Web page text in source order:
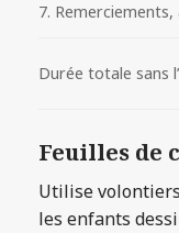
7.
Durée totale sans
Feuilles de
Utilise
les enfants